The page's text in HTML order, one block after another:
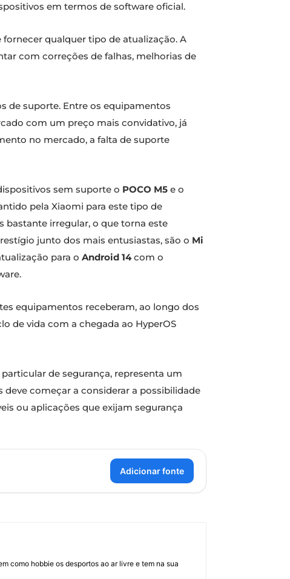
em termos de software oficial.
fornecer qualquer tipo de atualização. A
com correções de falhas, melhorias de
de suporte. Entre os equipamentos
com um preço mais convidativo, já
no mercado, a falta de suporte
sem suporte o POCO M5 e o
pela Xiaomi para este tipo de
bastante irregular, o que torna este
junto dos mais entusiastas, são o Mi
para o Android 14com o
equipamentos receberam, ao longo dos
de vida com a chegada ao HyperOS
de segurança, representa um
começar a considerar a possibilidade
ou aplicações que exijam segurança
Adicionar fonte
como hobbie os desportos ao ar livre e tem na sua